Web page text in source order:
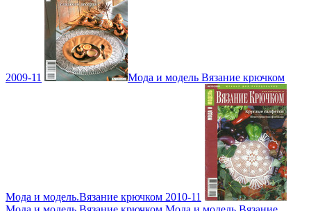
2009-11 Мода и модель Вязание крючком
Мода и модель.Вязание крючком 2010-11